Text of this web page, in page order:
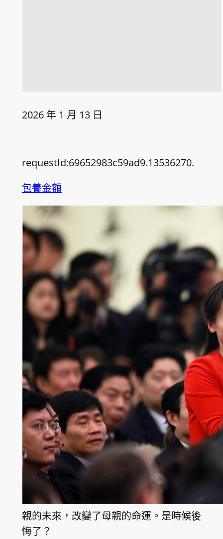
2026 年 1 月 13 日
requestId:69652983c59ad9.13536270.
包養金額
親的未來，改變了母親的命運。是時候後
悔了？